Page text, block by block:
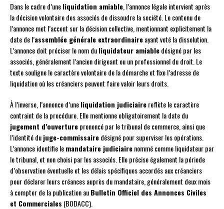
Dans le cadre d’uneliquidation amiable , l’annonce légale intervient après
la décision volontaire des associés de dissoudre la société. Le contenu de
l’annonce met l’accent sur la décision collective, mentionnant explicitement la
date de l’assemblée générale extraordinaireayant voté la dissolution.
L’annonce doit préciser le nom duliquidateur amiabledésigné par les
associés, généralement l’ancien dirigeant ou un professionnel du droit. Le
texte souligne le caractère volontaire de la démarche et fixe l’adresse de
liquidation où les créanciers peuvent faire valoir leurs droits.
À l’inverse, l’annonce d’uneliquidation judiciairereflète le caractère
contraint de la procédure. Elle mentionne obligatoirement la date du
jugement d’ouvertureprononcé par le tribunal de commerce, ainsi que
l’identité dujuge-commissairedésigné pour superviser les opérations.
L’annonce identifie lemandataire judiciairenommé comme liquidateur par
le tribunal, et non choisi par les associés. Elle précise également la période
d’observation éventuelle et les délais spécifiques accordés aux créanciers
pour déclarer leurs créances auprès du mandataire, généralement deux mois
à compter de la publication auBulletin Officiel des Annonces Civiles
et Commerciales (BODACC).